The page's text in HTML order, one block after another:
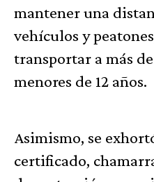
mantener una
vehículos y
transportar a más
menores de 12 años.
Asimismo, se
certificado,